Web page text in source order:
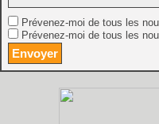
Prévenez-moi de tous les
Prévenez-moi de tous les